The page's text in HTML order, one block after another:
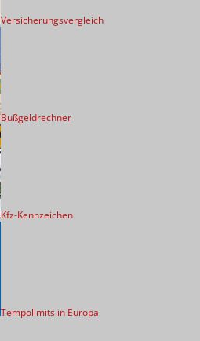
Versicherungsvergleich
Bußgeldrechner
Kfz-Kennzeichen
Tempolimits in Europa